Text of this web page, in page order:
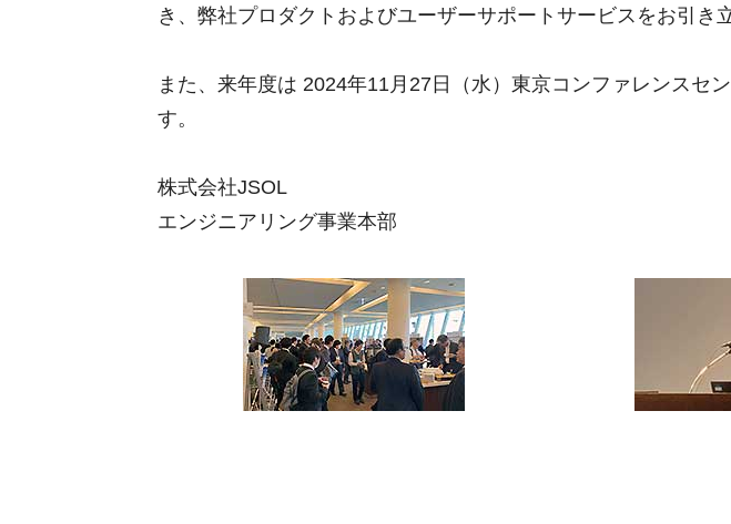
き、弊社プロダクトおよびユーザーサポートサービスをお引き
また、来年度は 2024年11月27日（水）東京コンファレンスセ
す。
株式会社JSOL
エンジニアリング事業本部